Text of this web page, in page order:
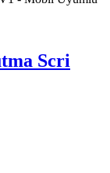
Scri